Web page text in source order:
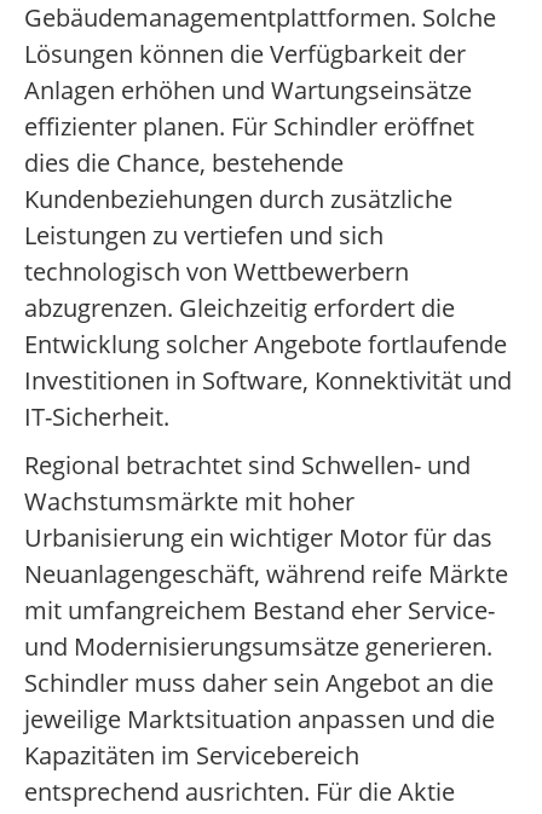
Gebäudemanagementplattformen. Solche
Lösungen können die Verfügbarkeit der
Anlagen erhöhen und Wartungseinsätze
effizienter planen. Für Schindler eröffnet
dies die Chance, bestehende
Kundenbeziehungen durch zusätzliche
Leistungen zu vertiefen und sich
technologisch von Wettbewerbern
abzugrenzen. Gleichzeitig erfordert die
Entwicklung solcher Angebote fortlaufende
Investitionen in Software, Konnektivität und
IT-Sicherheit.
Regional betrachtet sind Schwellen- und
Wachstumsmärkte mit hoher
Urbanisierung ein wichtiger Motor für das
Neuanlagengeschäft, während reife Märkte
mit umfangreichem Bestand eher Service-
und Modernisierungsumsätze generieren.
Schindler muss daher sein Angebot an die
jeweilige Marktsituation anpassen und die
Kapazitäten im Servicebereich
entsprechend ausrichten. Für die Aktie